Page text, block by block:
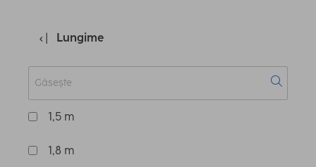
Lungime
1,5 m
1,8 m